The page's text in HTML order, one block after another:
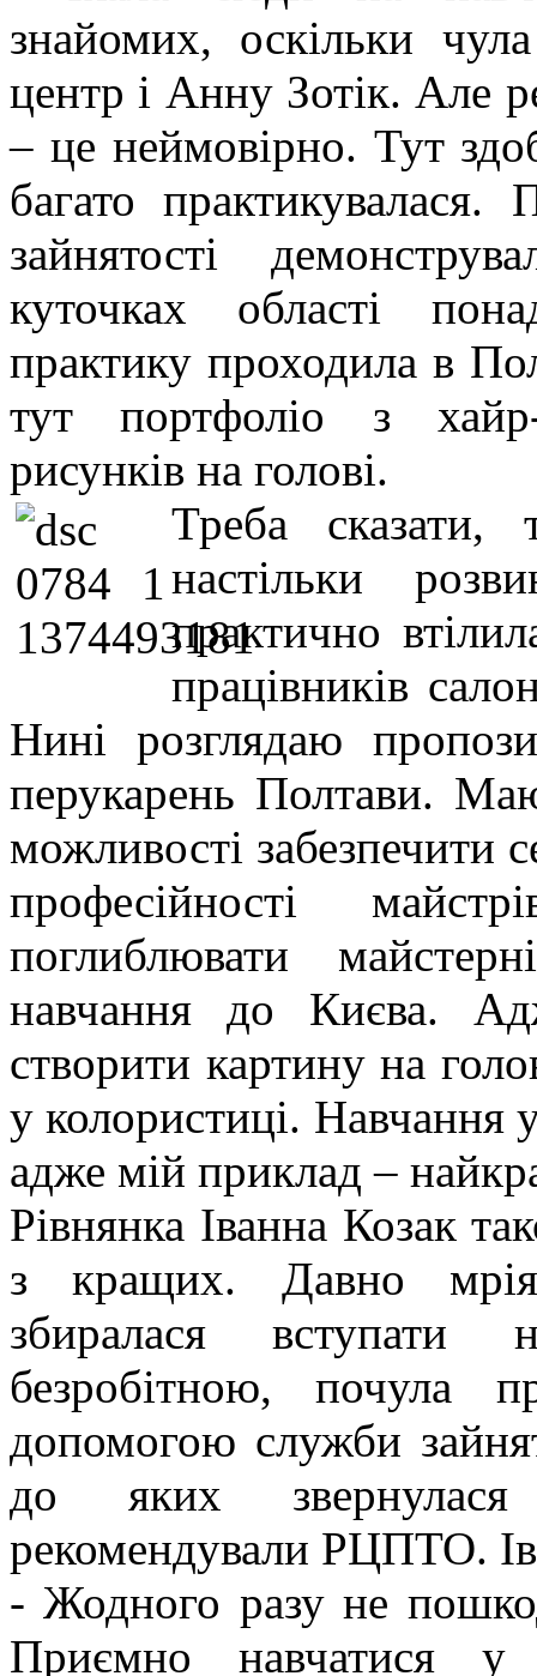
знайомих, оскільки
центр і Анну Зотік. Але
– це неймовірно. Тут
багато
зайнятості
куточках області
практику проходила в
тут портфоліо з
рисунків на голові.
Треба сказати,
настільки
практично
працівників
Нині розглядаю
перукарень Полтави.
можливості забезпечити
професійності
поглиблювати
навчання до Києва.
створити картину на
у колористиці.
адже мій приклад –
Рівнянка Іванна Козак
з кращих. Давно
збиралася
безробітною, почула
допомогою служби
до яких
рекомендували РЦПТО.
- Жодного разу не
Приємно навчатися у